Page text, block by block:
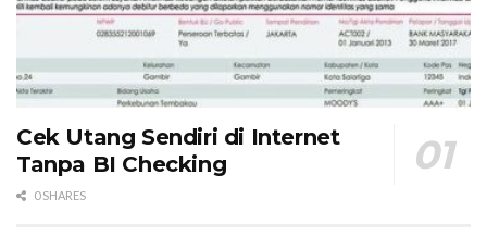
Cek Utang Sendiri di Internet
Tanpa BI Checking
0 SHARES